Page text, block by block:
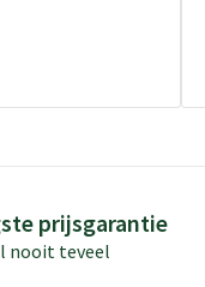
prijsgarantie
nooit teveel